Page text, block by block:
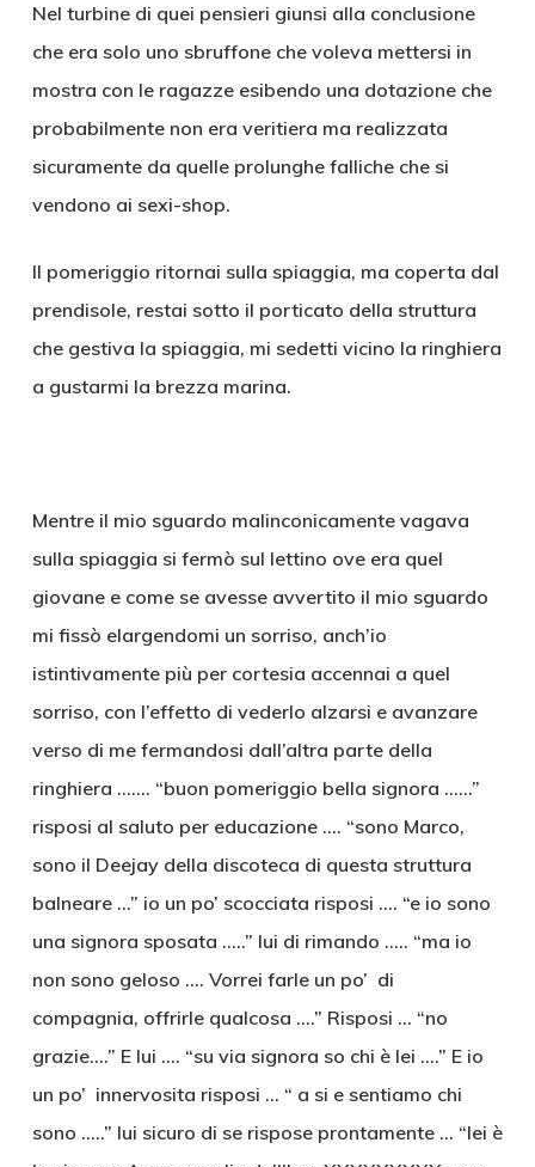
Nel turbine di quei pensieri giunsi alla conclusione
che era solo uno sbruffone che voleva mettersi in
mostra con le ragazze esibendo una dotazione che
probabilmente non era veritiera ma realizzata
sicuramente da quelle prolunghe falliche che si
vendono ai sexi-shop.
Il pomeriggio ritornai sulla spiaggia, ma coperta dal
prendisole, restai sotto il porticato della struttura
che gestiva la spiaggia, mi sedetti vicino la ringhiera
a gustarmi la brezza marina.
Mentre il mio sguardo malinconicamente vagava
sulla spiaggia si fermò sul lettino ove era quel
giovane e come se avesse avvertito il mio sguardo
mi fissò elargendomi un sorriso, anch’io
istintivamente più per cortesia accennai a quel
sorriso, con l’effetto di vederlo alzarsi e avanzare
verso di me fermandosi dall’altra parte della
ringhiera ……. “buon pomeriggio bella signora ……”
risposi al saluto per educazione …. “sono Marco,
sono il Deejay della discoteca di questa struttura
balneare …” io un po’ scocciata risposi …. “e io sono
una signora sposata …..” lui di rimando ….. “ma io
non sono geloso …. Vorrei farle un po’ di
compagnia, offrirle qualcosa ….” Risposi … “no
grazie….” E lui …. “su via signora so chi è lei ….” E io
un po’ innervosita risposi … “ a si e sentiamo chi
sono …..” lui sicuro di se rispose prontamente … “lei è